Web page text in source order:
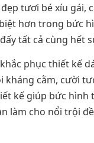
tươi bé xíu
hơn trong bức
tất cả cùng hết
phục thiết kế
cằm, cười
kế giúp bức
làm cho nổi trội